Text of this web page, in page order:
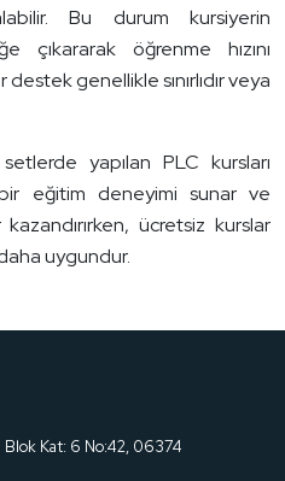
Bu durum kursiyerin
çıkararak öğrenme hızını
genellikle sınırlıdır veya
yapılan PLC kursları
eğitim deneyimi sunar ve
ücretsiz kurslar
uygundur.
Blok Kat: 6 No:42, 06374